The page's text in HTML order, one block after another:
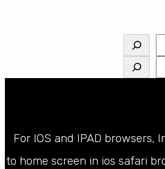
For IOS and IPAD browsers,
to home screen in ios safari